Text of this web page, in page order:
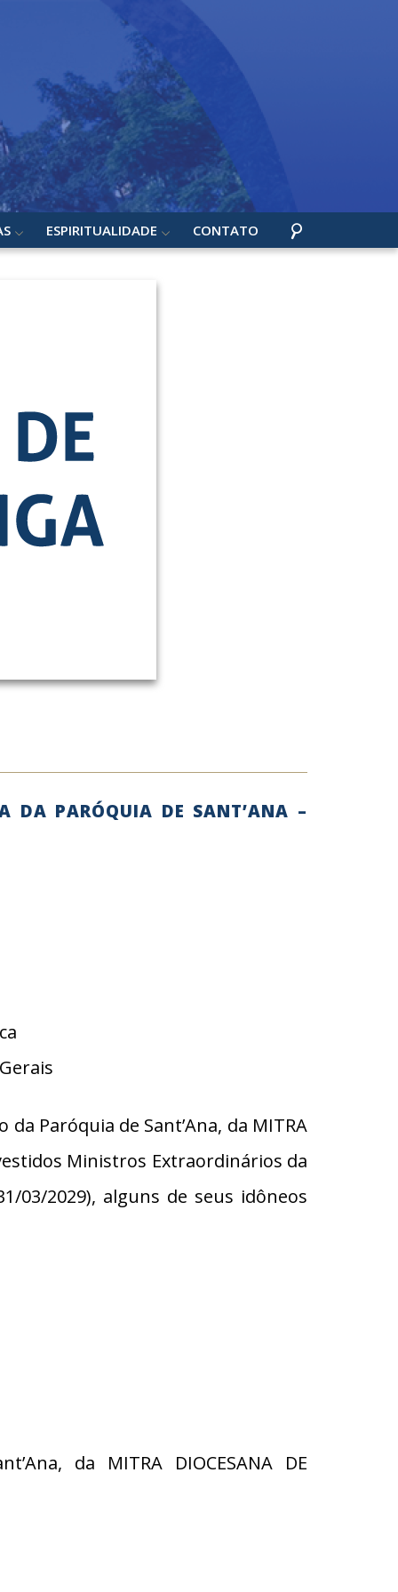
ESPIRITUALIDADE CONTATO
DA PARÓQUIA DE SANT’ANA –
da Paróquia de Sant’Ana, da MITRA
Ministros Extraordinários da
03/2029), alguns de seus idôneos
da MITRA DIOCESANA DE